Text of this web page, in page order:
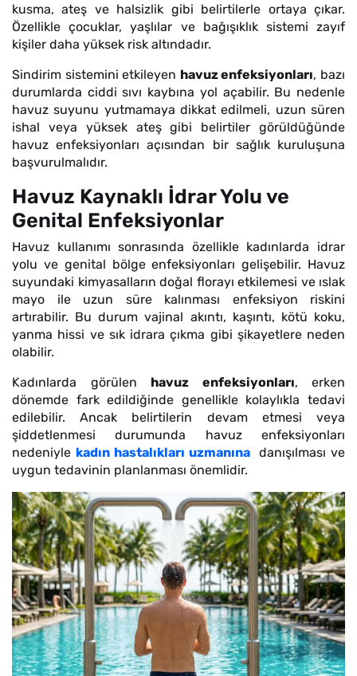
kusma, ateş ve halsizlik gibi belirtilerle ortaya çıkar.
Özellikle çocuklar, yaşlılar ve bağışıklık sistemi zayıf
kişiler daha yüksek risk altındadır.
Sindirim sistemini etkileyen havuz enfeksiyonları, bazı
durumlarda ciddi sıvı kaybına yol açabilir. Bu nedenle
havuz suyunu yutmamaya dikkat edilmeli, uzun süren
ishal veya yüksek ateş gibi belirtiler görüldüğünde
havuz enfeksiyonları açısından bir sağlık kuruluşuna
başvurulmalıdır.
Havuz Kaynaklı İdrar Yolu ve
Genital Enfeksiyonlar
Havuz kullanımı sonrasında özellikle kadınlarda idrar
yolu ve genital bölge enfeksiyonları gelişebilir. Havuz
suyundaki kimyasalların doğal florayı etkilemesi ve ıslak
mayo ile uzun süre kalınması enfeksiyon riskini
artırabilir. Bu durum vajinal akıntı, kaşıntı, kötü koku,
yanma hissi ve sık idrara çıkma gibi şikayetlere neden
olabilir.
Kadınlarda görülen havuz enfeksiyonları, erken
dönemde fark edildiğinde genellikle kolaylıkla tedavi
edilebilir. Ancak belirtilerin devam etmesi veya
şiddetlenmesi durumunda havuz enfeksiyonları
nedeniyle kadın hastalıkları uzmanınadanışılması ve
uygun tedavinin planlanması önemlidir.